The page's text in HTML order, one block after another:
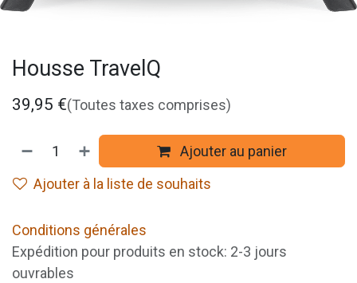
Housse TravelQ
39,95 €(Toutes taxes comprises)
Ajouter au panier
Ajouter à la liste de souhaits
Conditions générales
Expédition pour produits en stock: 2-3 jours
ouvrables